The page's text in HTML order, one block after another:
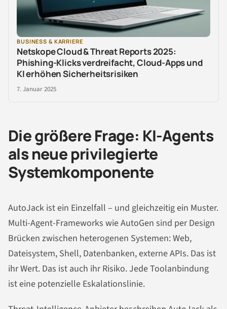
BUSINESS & KARRIERE
Netskope Cloud & Threat Reports 2025:
Phishing-Klicks verdreifacht, Cloud-Apps und
KI erhöhen Sicherheitsrisiken
7. Januar 2025
Die größere Frage: KI-Agents
als neue privilegierte
Systemkomponente
AutoJack ist ein Einzelfall – und gleichzeitig ein Muster.
Multi-Agent-Frameworks wie AutoGen sind per Design
Brücken zwischen heterogenen Systemen: Web,
Dateisystem, Shell, Datenbanken, externe APIs. Das ist
ihr Wert. Das ist auch ihr Risiko. Jede Toolanbindung
ist eine potenzielle Eskalationslinie.